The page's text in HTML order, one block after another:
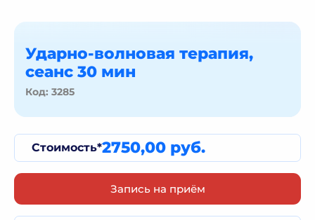
Ударно-волновая терапия,
сеанс 30 мин
Код: 3285
Стоимость*2750,00 руб.
Запись на приём